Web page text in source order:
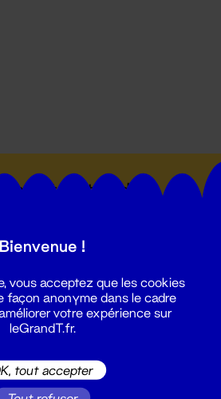
actualités du
Bienvenue !
vous acceptez que les cookies
façon anonyme dans le cadre
votre expérience sur
leGrandT.fr.
tout accepter